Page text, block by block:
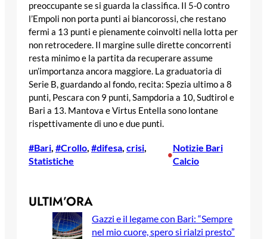
preoccupante se si guarda la classifica. Il 5-0 contro
l’Empoli non porta punti ai biancorossi, che restano
fermi a 13 punti e pienamente coinvolti nella lotta per
non retrocedere. Il margine sulle dirette concorrenti
resta minimo e la partita da recuperare assume
un’importanza ancora maggiore. La graduatoria di
Serie B, guardando al fondo, recita: Spezia ultimo a 8
punti, Pescara con 9 punti, Sampdoria a 10, Sudtirol e
Bari a 13. Mantova e Virtus Entella sono lontane
rispettivamente di uno e due punti.
#Bari, #Crollo, #difesa, crisi
Statistiche
•
Notizie Bari
Calcio
ULTIM’ORA
Gazzi e il legame con Bari: “Sempre
nel mio cuore, spero si rialzi presto”